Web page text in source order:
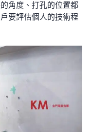
角度、打孔的位置都
要評估個人的技術程